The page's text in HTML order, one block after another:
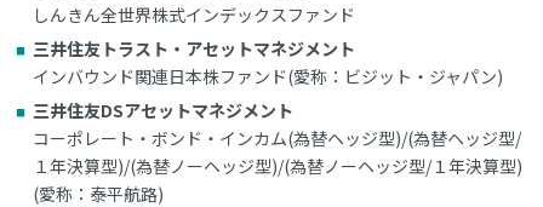
しんきん全世界株式インデックスファンド
三井住友トラスト・アセットマネジメント
インバウンド関連日本株ファンド(愛称：ビジット・ジャパン)
三井住友DSアセットマネジメント
コーポレート・ボンド・インカム(為替ヘッジ型)/(為替ヘッジ型/
１年決算型)/(為替ノーヘッジ型)/(為替ノーヘッジ型/１年決算型)
(愛称：泰平航路)